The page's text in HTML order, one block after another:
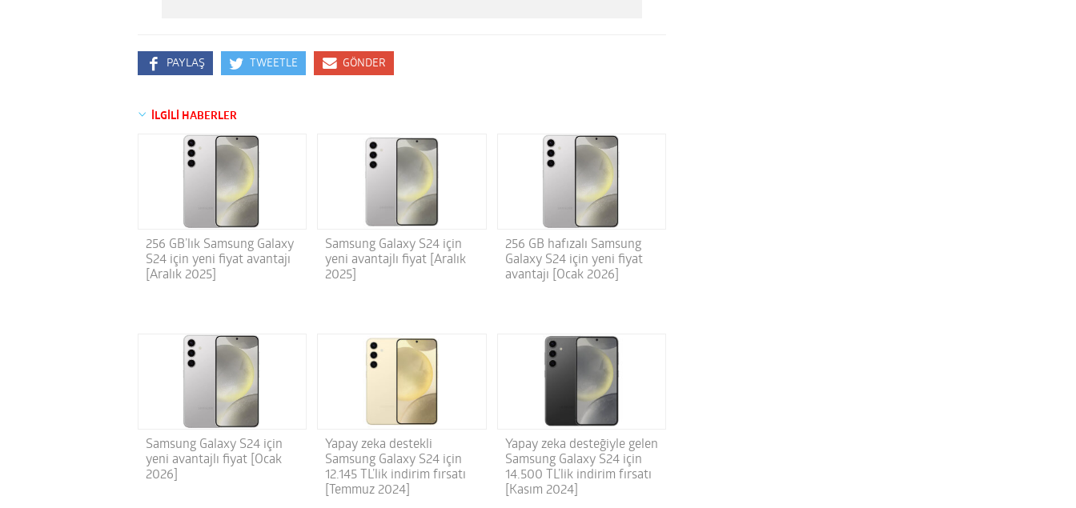
PAYLAŞ TWEETLE GÖNDER
İLGİLİ HABERLER
256 GB’lık Samsung Galaxy
S24 için yeni fiyat avantajı
[Aralık 2025]
Samsung Galaxy S24 için
yeni avantajlı fiyat [Aralık
2025]
256 GB hafızalı Samsung
Galaxy S24 için yeni fiyat
avantajı [Ocak 2026]
Samsung Galaxy S24 için
yeni avantajlı fiyat [Ocak
2026]
Yapay zeka destekli
Samsung Galaxy S24 için
12.145 TL’lik indirim fırsatı
[Temmuz 2024]
Yapay zeka desteğiyle gelen
Samsung Galaxy S24 için
14.500 TL’lik indirim fırsatı
[Kasım 2024]